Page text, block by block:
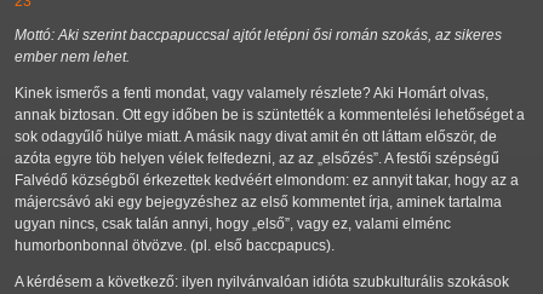
Mottó: Aki szerint baccpapuccsal ajtót letépni ősi román szokás, az sikeres
ember nem lehet.
Kinek ismerős a fenti mondat, vagy valamely részlete? Aki Homárt olvas,
annak biztosan. Ott egy időben be is szüntették a kommentelési lehetőséget a
sok odagyűlő hülye miatt. A másik nagy divat amit én ott láttam először, de
azóta egyre töb helyen vélek felfedezni, az az elsőzés . A festői szépségű
Falvédő községből érkezettek kedvéért elmondom: ez annyit takar, hogy az a
májercsávó aki egy bejegyzéshez az első kommentet írja, aminek tartalma
ugyan nincs, csak talán annyi, hogy első , vagy ez, valami elménc
humorbonbonnal ötvözve. (pl. első baccpapucs).
A kérdésem a következő: ilyen nyilvánvalóan idióta szubkulturális szokások